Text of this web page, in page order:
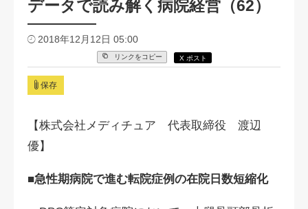
データで読み解く病院経営（62）
2018年12月12日 05:00
リンクをコピー X ポスト
保存
【株式会社メディチュア 代表取締役 渡辺
優】
■急性期病院で進む転院症例の在院日数短縮化